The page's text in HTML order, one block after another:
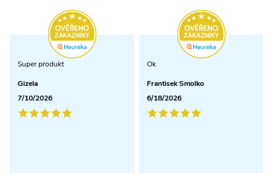
Super produkt
Gizela
7/10/2026
Ok
Frantisek Smolko
6/18/2026